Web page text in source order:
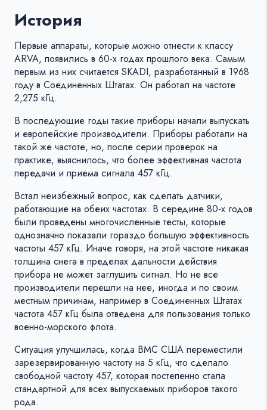
История
Первые аппараты, которые можно отнести к классу
ARVA, появились в 60-х годах прошлого века. Самым
первым из них считается SKADI, разработанный в 1968
году в Соединенных Штатах. Он работал на частоте
2,275 кГц.
В последующие годы такие приборы начали выпускать
и европейские производители. Приборы работали на
такой же частоте, но, после серии проверок на
практике, выяснилось, что более эффективная частота
передачи и приема сигнала 457 кГц.
Встал неизбежный вопрос, как сделать датчики,
работающие на обеих частотах. В середине 80-х годов
были проведены многочисленные тесты, которые
однозначно показали гораздо большую эффективность
частоты 457 кГц. Иначе говоря, на этой частоте никакая
толщина снега в пределах дальности действия
прибора не может заглушить сигнал. Но не все
производители перешли на нее, иногда и по своим
местным причинам, например в Соединенных Штатах
частота 457 кГц была отведена для пользования только
военно-морского флота.
Ситуация улучшилась, когда ВМС США переместили
зарезервированную частоту на 5 кГц, что сделало
свободной частоту 457, которая постепенно стала
стандартной для всех выпускаемых приборов такого
рода.